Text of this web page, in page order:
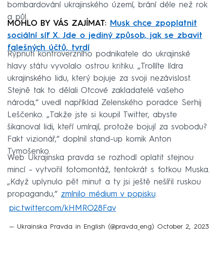
bombardování ukrajinského území, brání déle než rok
a půl.
MOHLO BY VÁS ZAJÍMAT:
Musk chce zpoplatnit
sociální síť X. Jde o jediný způsob, jak se zbavit
falešných účtů, tvrdí
Rýpnutí kontroverzního podnikatele do ukrajinské
hlavy státu vyvolalo ostrou kritiku. „Trollíte lídra
ukrajinského lidu, který bojuje za svoji nezávislost.
Stejně tak to dělali Otcové zakladatelé vašeho
národa,“ uvedl například Zelenského poradce Serhij
Leščenko. „Takže jste si koupil Twitter, abyste
šikanoval lidi, kteří umírají, protože bojují za svobodu?
Fakt vizionář,“ doplnil stand-up komik Anton
Tymošenko.
Web Ukrajinska pravda se rozhodl oplatit stejnou
mincí – vytvořil fotomontáž, tentokrát s fotkou Muska.
„Když uplynulo pět minut a ty jsi ještě nešířil ruskou
propagandu,“ zmínilo médium v popisku.
pic.twitter.com/kHMRO28Fav
— Ukrainska Pravda in English (@pravda_eng) October 2, 2023